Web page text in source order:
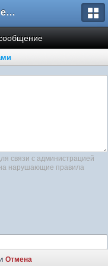
English Springer Spaniel Club
связи с администрацией
нарушающие правила
Отмена